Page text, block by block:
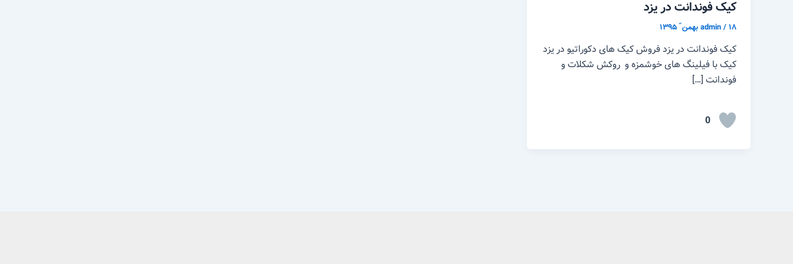
کیک فوندانت در یزد
admin/۱۸ بهمن ّ ۱۳۹۵
کیک فوندانت در یزد فروش کیک های دکوراتیو در یزد
کیک با فیلینگ های خوشمزه و روکش شکلات و
فوندانت […]
0